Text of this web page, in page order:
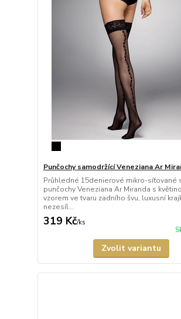
Punčochy samodržící Veneziana Ar
Průhledné 15denierové mikro-síťované
punčochy Veneziana Ar Miranda s
vzorem ve tvaru zadního švu, luxusní
nezesíl...
319 Kč/ks
Zvolit variantu